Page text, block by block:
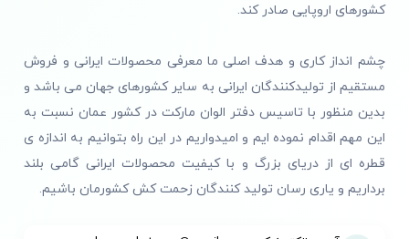
کشورهای اروپایی صادر کند.
چشم انداز کاری و هدف اصلی ما معرفی محصولات ایرانی و فروش
مستقیم از تولیدکنندگان ایرانی به سایر کشورهای جهان می باشد و
بدین منظور با تاسیس دفتر الوان مارکت در کشور عمان نسبت به
این مهم اقدام نموده ایم و امیدواریم در این راه بتوانیم به اندازه ی
قطره ای از دریای بزرگ و با کیفیت محصولات ایرانی گامی بلند
برداریم و یاری رسان تولید کنندگان زحمت کش کشورمان باشیم.